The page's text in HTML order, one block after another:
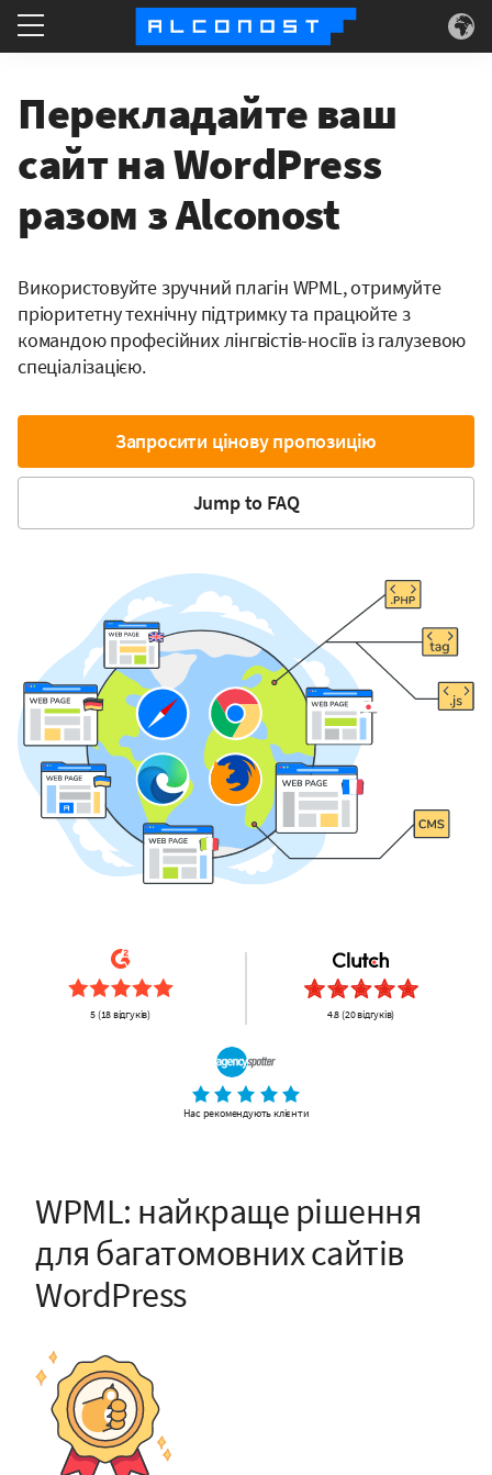
Конкретні приклади
Технологія
Перекладайте ваш
сайт на WordPress
разом з Alconost
Використовуйте зручний плагін WPML, отримуйте
пріоритетну технічну підтримку та працюйте з
командою професійних лінгвістів-носіїв із галузевою
спеціалізацією.
Запросити цінову пропозицію
Jump to FAQ
5 (18 відгуків) 4.8 (20 відгуків)
Нас рекомендують клієнти
WPML: найкраще рішення
для багатомовних сайтів
WordPress